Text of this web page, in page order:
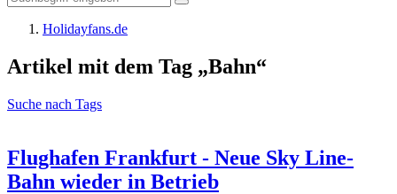
Holidayfans.de
Artikel mit dem Tag „Bahn“
Suche nach Tags
Flughafen Frankfurt - Neue Sky Line-
Bahn wieder in Betrieb